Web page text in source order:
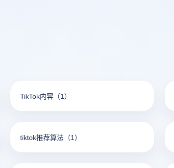
TikTok内容 （1）
tiktok推荐算法 （1）